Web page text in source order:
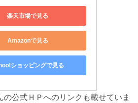
楽天市場で見る
Amazonで見る
ショッピングで見る
の公式ＨＰへのリンクも載せていま